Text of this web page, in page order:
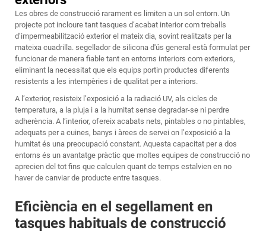
Les obres de construcció rarament es limiten a un sol entorn. Un
projecte pot incloure tant tasques d’acabat interior com treballs
d’impermeabilització exterior el mateix dia, sovint realitzats per la
mateixa cuadrilla. segellador de silicona d'ús general està formulat per
funcionar de manera fiable tant en entorns interiors com exteriors,
eliminant la necessitat que els equips portin productes diferents
resistents a les intempèries i de qualitat per a interiors.
A l’exterior, resisteix l’exposició a la radiació UV, als cicles de
temperatura, a la pluja i a la humitat sense degradar-se ni perdre
adherència. A l’interior, ofereix acabats nets, pintables o no pintables,
adequats per a cuines, banys i àrees de servei on l’exposició a la
humitat és una preocupació constant. Aquesta capacitat per a dos
entorns és un avantatge pràctic que moltes equipes de construcció no
aprecien del tot fins que calculen quant de temps estalvien en no
haver de canviar de producte entre tasques.
Eficiència en el segellament en
tasques habituals de construcció